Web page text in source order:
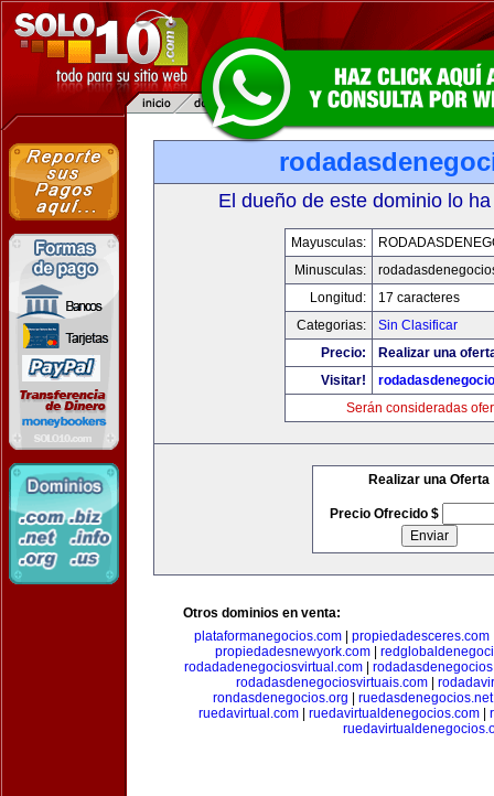
El dueño de este dominio lo
Mayusculas:
Minusculas:
Longitud:
17 caracteres
Categorias:
Sin Clasificar
Precio:
Realizar una
Visitar!
Serán consideradas
Realizar una Oferta
Precio Ofrecido $
Otros dominios en venta:
plataformanegocios.com
propiedadesceres.com
propiedadesnewyork.com|
rodadadenegociosvirtual.com|
rodadasdenegociosvirtuais.com|
rondasdenegocios.org
ruedasdenegocios.net
ruedavirtual.com| ruedavirtualdenegocios.com|